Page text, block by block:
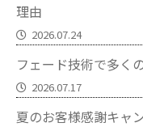
理由
2026.07.24
フェード技術で多く
2026.07.17
夏のお客様感謝キャ